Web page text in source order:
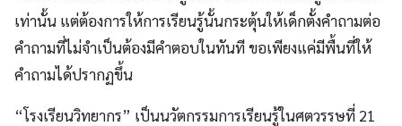
เท่านั้น แต่ต้องการให้การเรียนรู้นั้นกระตุ้นให้เด็กตั้งคำถามต่อ
คำถามที่ไม่จำเป็นต้องมีคำตอบในทันที ขอเพียงแค่มีพื้นที่ให้
คำถามได้ปรากฏขึ้น
“โรงเรียนวิทยากร” เป็นนวัตกรรมการเรียนรู้ในศตวรรษที่ 21